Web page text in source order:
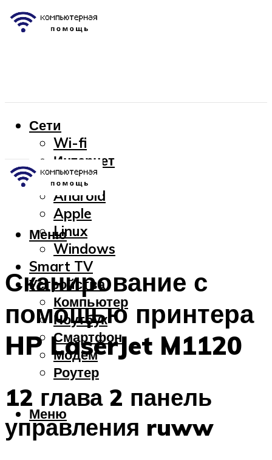
Сети
Wi-fi
Интернет
OC
Android
Apple
Linux
Windows
Smart TV
Устройства
Компьютер
Ноутбук
Смартфон
Модем
Роутер
Меню
Меню
Сканирование с
помощью принтера
HP LaserJet M1120
12 глава 2 панель
управления ruww